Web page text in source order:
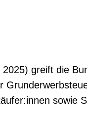
greift die
sowie